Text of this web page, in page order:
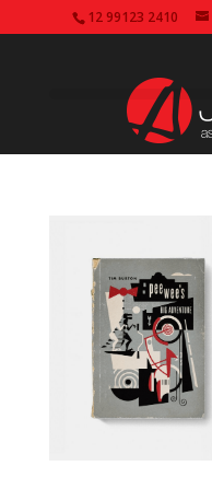
12 99123 2410